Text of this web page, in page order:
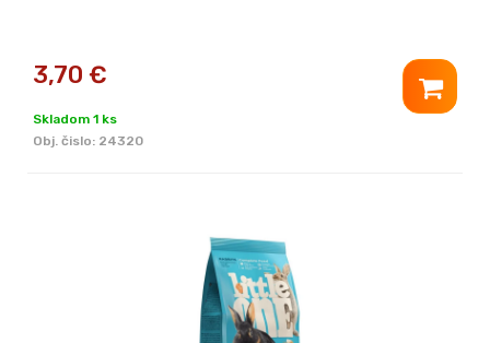
3,70 €
Skladom 1 ks
Obj. čislo: 24320